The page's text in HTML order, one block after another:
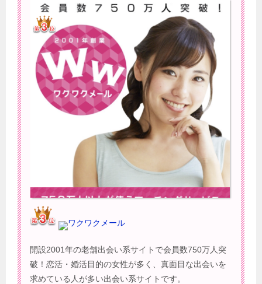
ワクワクメール
開設2001年の老舗出会い系サイトで会員数750万人突
破！恋活・婚活目的の女性が多く、真面目な出会いを
求めている人が多い出会い系サイトです。